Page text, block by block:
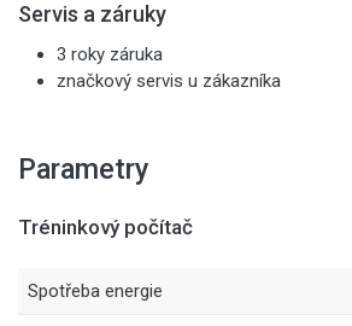
Servis a záruky
3 roky záruka
značkový servis u zákazníka
Parametry
Tréninkový počítač
Spotřeba energie